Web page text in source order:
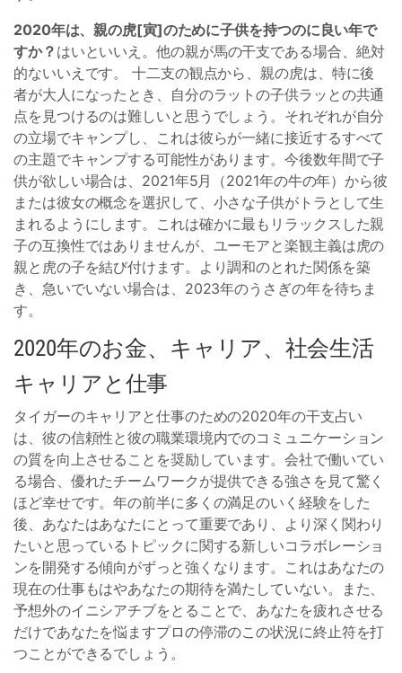
2020年は、親の虎[寅]のために子供を持つのに良い年で
すか？ はいといいえ。他の親が馬の干支である場合、絶対
的ないいえです。 十二支の観点から、親の虎は、特に後
者が大人になったとき、自分のラットの子供ラッとの共通
点を見つけるのは難しいと思うでしょう。それぞれが自分
の立場でキャンプし、これは彼らが一緒に接近するすべて
の主題でキャンプする可能性があります。今後数年間で子
供が欲しい場合は、2021年5月（2021年の牛の年）から彼
または彼女の概念を選択して、小さな子供がトラとして生
まれるようにします。これは確かに最もリラックスした親
子の互換性ではありませんが、ユーモアと楽観主義は虎の
親と虎の子を結び付けます。より調和のとれた関係を築
き、急​​いでいない場合は、2023年のうさぎの年を待ちま
す。
2020年のお金、キャリア、社会生活
キャリアと仕事
タイガーのキャリアと仕事のための2020年の干支占い
は、彼の信頼性と彼の職業環境内でのコミュニケーション
の質を向上させることを奨励しています。会社で働いてい
る場合、優れたチームワークが提供できる強さを見て驚く
ほど幸せです。年の前半に多くの満足のいく経験をした
後、あなたはあなたにとって重要であり、より深く関わり
たいと思っているトピックに関する新しいコラボレーショ
ンを開発する傾向がずっと強くなります。これはあなたの
現在の仕事もはやあなたの期待を満たしていない。また、
予想外のイニシアチブをとることで、あなたを疲れさせる
だけであなたを悩ますプロの停滞のこの状況に終止符を打
つことができるでしょう。